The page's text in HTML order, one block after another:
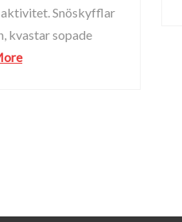
Snöskyfflar
kvastar sopade